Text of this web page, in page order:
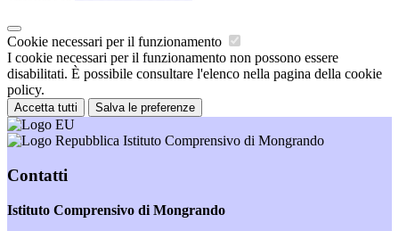
Cookie necessari per il funzionamento
I cookie necessari per il funzionamento non possono essere
disabilitati. È possibile consultare l'elenco nella pagina della cookie
policy.
Accetta tutti Salva le preferenze
Istituto Comprensivo di Mongrando
Contatti
Istituto Comprensivo di Mongrando